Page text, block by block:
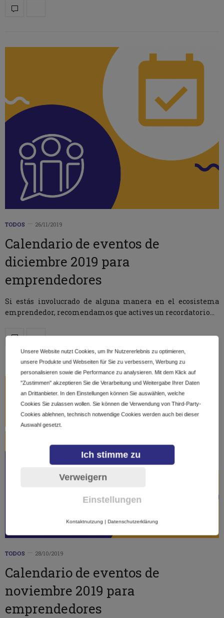
TODOS 26/11/2019
Calendario de eventos de
diciembre 2019 para
emprendedores
Si estás involucrado de alguna manera en el ecosistema
emprendedor, recomendamos que actives un recordatorio…
TODOS 28/10/2019
Calendario de eventos de
noviembre 2019 para
emprendedores
Unsere Website nutzt Cookies, um Ihr Nutzererlebnis zu optimieren,
unsere Produkte und Webseiten für Sie zu verbessern, Werbung zu
personalisieren sowie die Performance zu analysieren. Mit dem Klick auf
"Zustimmen" akzeptieren Sie die Verarbeitung und Weitergabe Ihrer Daten
an Drittanbieter. In den Einstellungen können Sie auswählen, welche
Cookies Sie zulassen wollen. Sie können die Verwendung von Third-Party-
Cookies ablehnen, technisch notwendige Cookies werden auch bei dieser
Auswahl gesetzt.
Ich stimme zu
Verweigern
Einstellungen
Kontaktnutzung | Datenschutzerklärung